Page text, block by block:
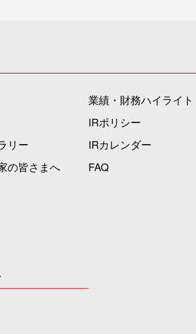
業績・財務ハイライト
IRポリシー
リー
IRカレンダー
の皆さまへ
FAQ